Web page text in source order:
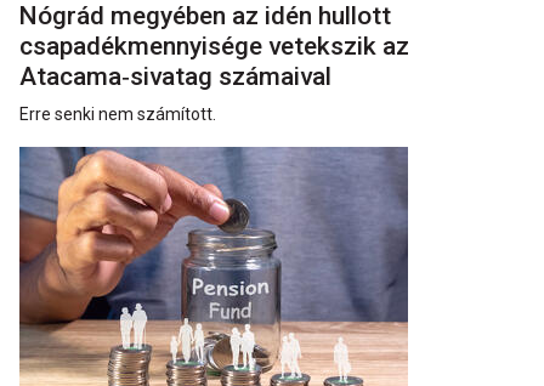
Nógrád megyében az idén hullott
csapadékmennyisége vetekszik az
Atacama‑sivatag számaival
Erre senki nem számított.